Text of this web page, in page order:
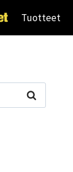
Tuotteet
Haku